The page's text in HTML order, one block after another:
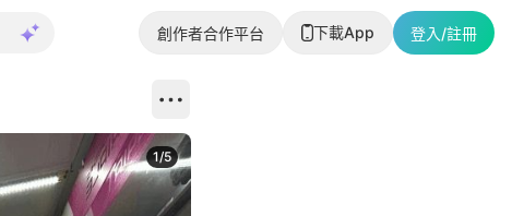
創作者合作平台 下載App 登入/註冊
1/5